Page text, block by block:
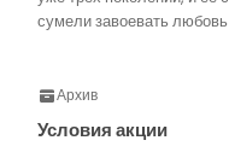
сумели завоевать
Архив
Условия акции